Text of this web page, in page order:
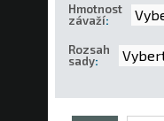
Hmotnost
závaží:
Rozsah
sady: